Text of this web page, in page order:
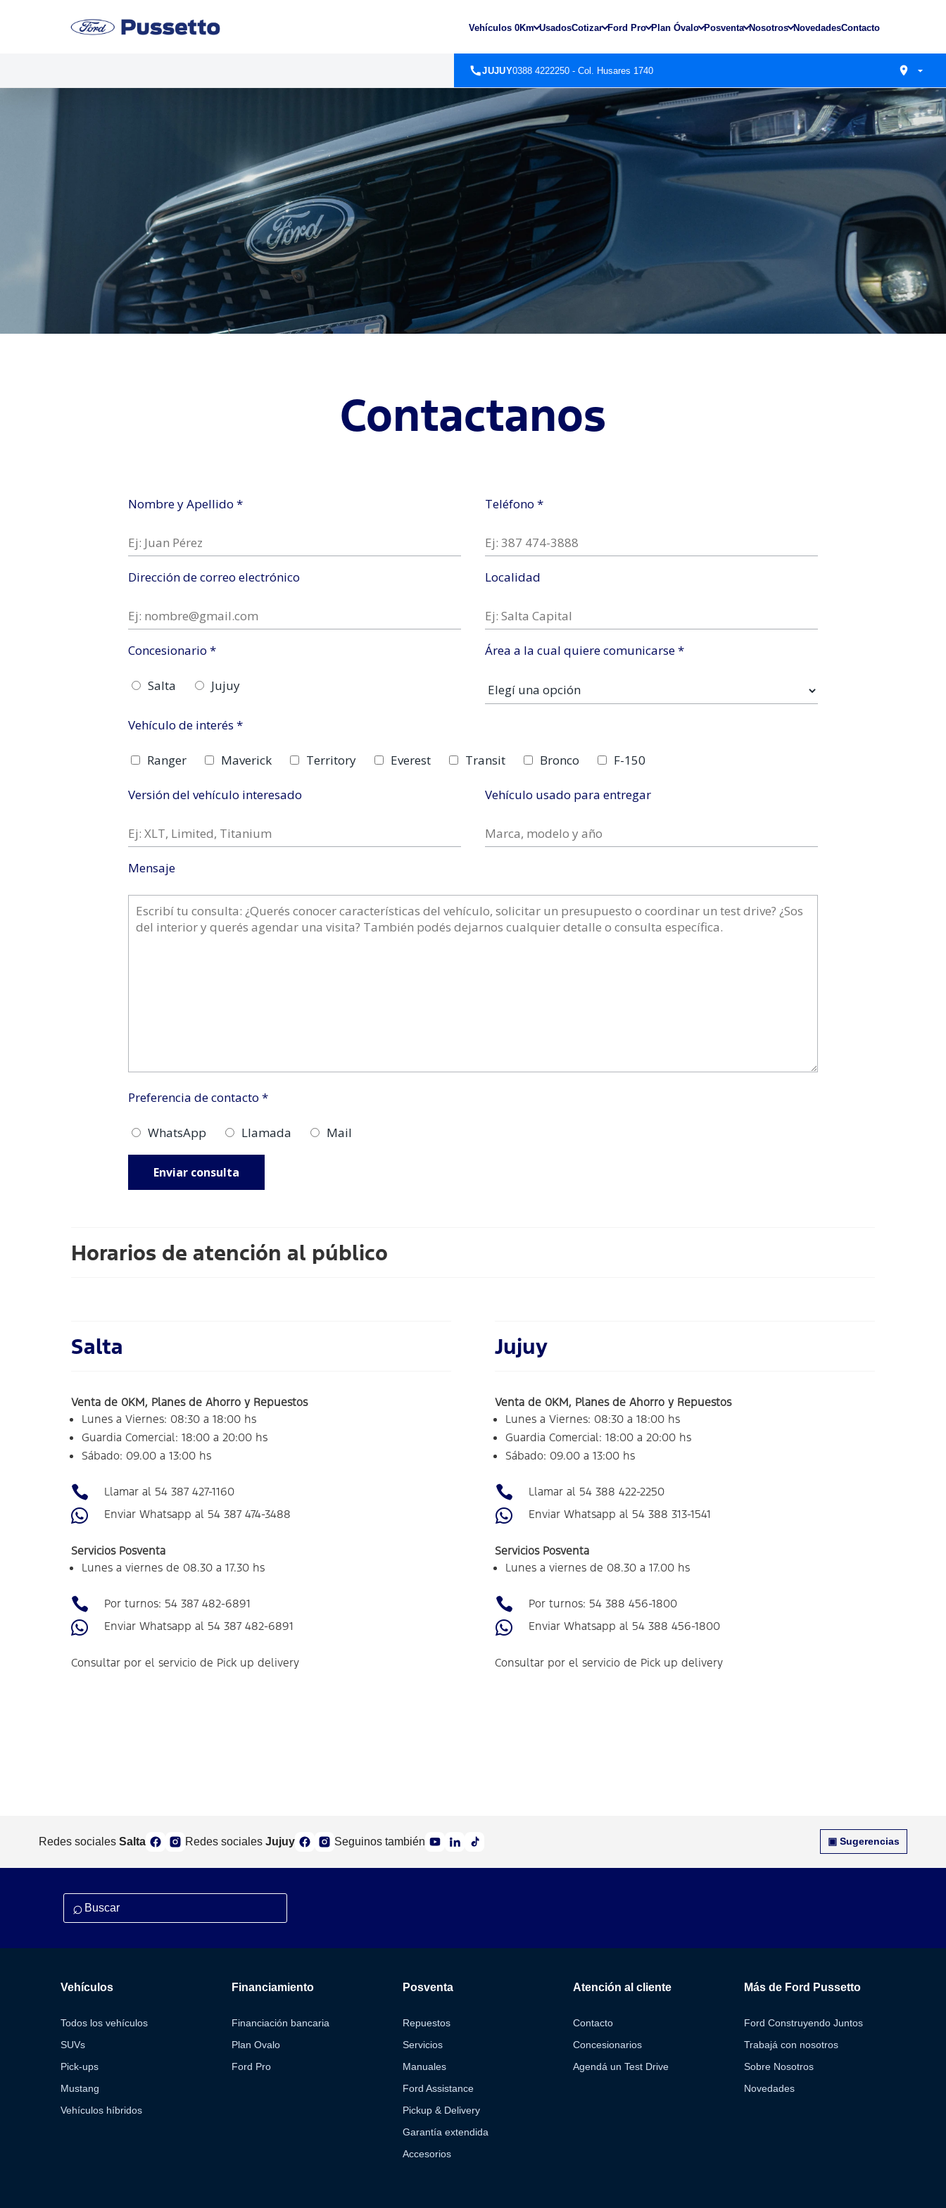
Vehículos 0Km UsadosCotizar Ford Pro Plan Óvalo Posventa Nosotros NovedadesContacto
JUJUY0388 4222250 - Col. Husares 1740
Contactanos
Nombre y Apellido * Teléfono *
Dirección de correo electrónico Localidad
Concesionario *
Salta Jujuy
Área a la cual quiere comunicarse *
Vehículo de interés *
Ranger Maverick Territory Everest Transit Bronco F-150
Versión del vehículo interesado Vehículo usado para entregar
Mensaje
Preferencia de contacto *
WhatsApp Llamada Mail
Horarios de atención al público
Salta
Venta de 0KM, Planes de Ahorro y Repuestos
Lunes a Viernes: 08:30 a 18:00 hs
Guardia Comercial: 18:00 a 20:00 hs
Sábado: 09.00 a 13:00 hs
 Llamar al 54 387 427-1160
 Enviar Whatsapp al 54 387 474-3488
Servicios Posventa
Lunes a viernes de 08.30 a 17.30 hs
 Por turnos: 54 387 482-6891
 Enviar Whatsapp al 54 387 482-6891
Consultar por el servicio de Pick up delivery
Jujuy
Venta de 0KM, Planes de Ahorro y Repuestos
Lunes a Viernes: 08:30 a 18:00 hs
Guardia Comercial: 18:00 a 20:00 hs
Sábado: 09.00 a 13:00 hs
 Llamar al 54 388 422-2250
 Enviar Whatsapp al 54 388 313-1541
Servicios Posventa
Lunes a viernes de 08.30 a 17.00 hs
 Por turnos: 54 388 456-1800
 Enviar Whatsapp al 54 388 456-1800
Consultar por el servicio de Pick up delivery
Redes sociales Salta Redes sociales Jujuy Seguinos también ▣ Sugerencias
⌕
Vehículos
Todos los vehículos
SUVs
Pick-ups
Mustang
Vehículos híbridos
Financiamiento
Financiación bancaria
Plan Ovalo
Ford Pro
Posventa
Repuestos
Servicios
Manuales
Ford Assistance
Pickup & Delivery
Garantía extendida
Accesorios
Atención al cliente
Contacto
Concesionarios
Agendá un Test Drive
Más de Ford Pussetto
Ford Construyendo Juntos
Trabajá con nosotros
Sobre Nosotros
Novedades